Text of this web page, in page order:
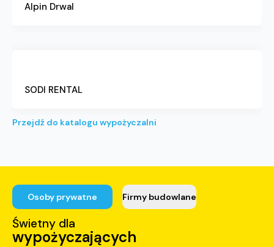
Alpin Drwal
SODI RENTAL
Przejdź do katalogu wypożyczalni
Osoby prywatne Firmy budowlane
Świetny dla
wypożyczających